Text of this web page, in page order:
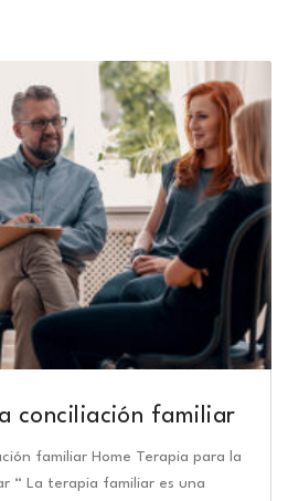
conciliación familiar
familiar Home Terapia para la
“ La terapia familiar es una